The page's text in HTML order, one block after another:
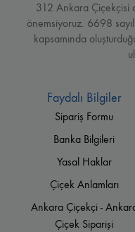
312 Ankara Çiçekçisi
önemsiyoruz. 6698
kapsamında
Faydalı Bilgiler
Sipariş Formu
Banka Bilgileri
Yasal Haklar
Çiçek Anlamları
Ankara Çiçekçi -
Çiçek Siparişi